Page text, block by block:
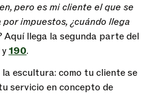
pero es mi cliente el que se
impuestos, ¿cuándo llega
Aquí llega la segunda parte del
y190.
la escultura: como tu cliente se
servicio en concepto de